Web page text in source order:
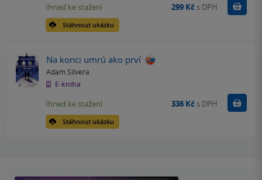
Stáhnout ukázku
Ihned ke stažení 299 Kč s DPH Koupit
Na konci umrú ako prví
Adam Silvera
E-kniha
Stáhnout ukázku
Ihned ke stažení 336 Kč s DPH Koupit